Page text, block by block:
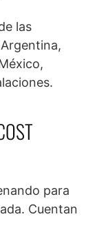
las
para
Cuentan